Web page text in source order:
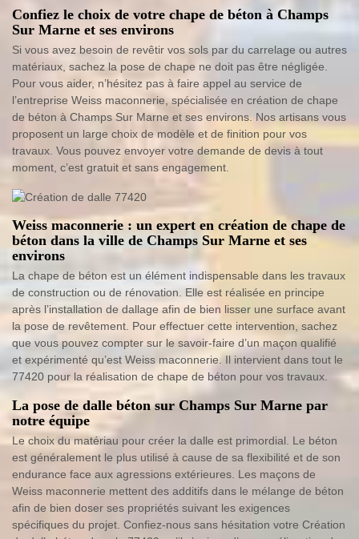
Confiez le choix de votre chape de béton à Champs
Sur Marne et ses environs
Si vous avez besoin de revêtir vos sols par du carrelage ou autres
matériaux, sachez la pose de chape ne doit pas être négligée.
Pour vous aider, n’hésitez pas à faire appel au service de
l’entreprise Weiss maconnerie, spécialisée en création de chape
de béton à Champs Sur Marne et ses environs. Nos artisans vous
proposent un large choix de modèle et de finition pour vos
travaux. Vous pouvez envoyer votre demande de devis à tout
moment, c’est gratuit et sans engagement.
Weiss maconnerie : un expert en création de chape de
béton dans la ville de Champs Sur Marne et ses
environs
La chape de béton est un élément indispensable dans les travaux
de construction ou de rénovation. Elle est réalisée en principe
après l’installation de dallage afin de bien lisser une surface avant
la pose de revêtement. Pour effectuer cette intervention, sachez
que vous pouvez compter sur le savoir-faire d’un maçon qualifié
et expérimenté qu’est Weiss maconnerie. Il intervient dans tout le
77420 pour la réalisation de chape de béton pour vos travaux.
La pose de dalle béton sur Champs Sur Marne par
notre équipe
Le choix du matériau pour créer la dalle est primordial. Le béton
est généralement le plus utilisé à cause de sa flexibilité et de son
endurance face aux agressions extérieures. Les maçons de
Weiss maconnerie mettent des additifs dans le mélange de béton
afin de bien doser ses propriétés suivant les exigences
spécifiques du projet. Confiez-nous sans hésitation votre Création